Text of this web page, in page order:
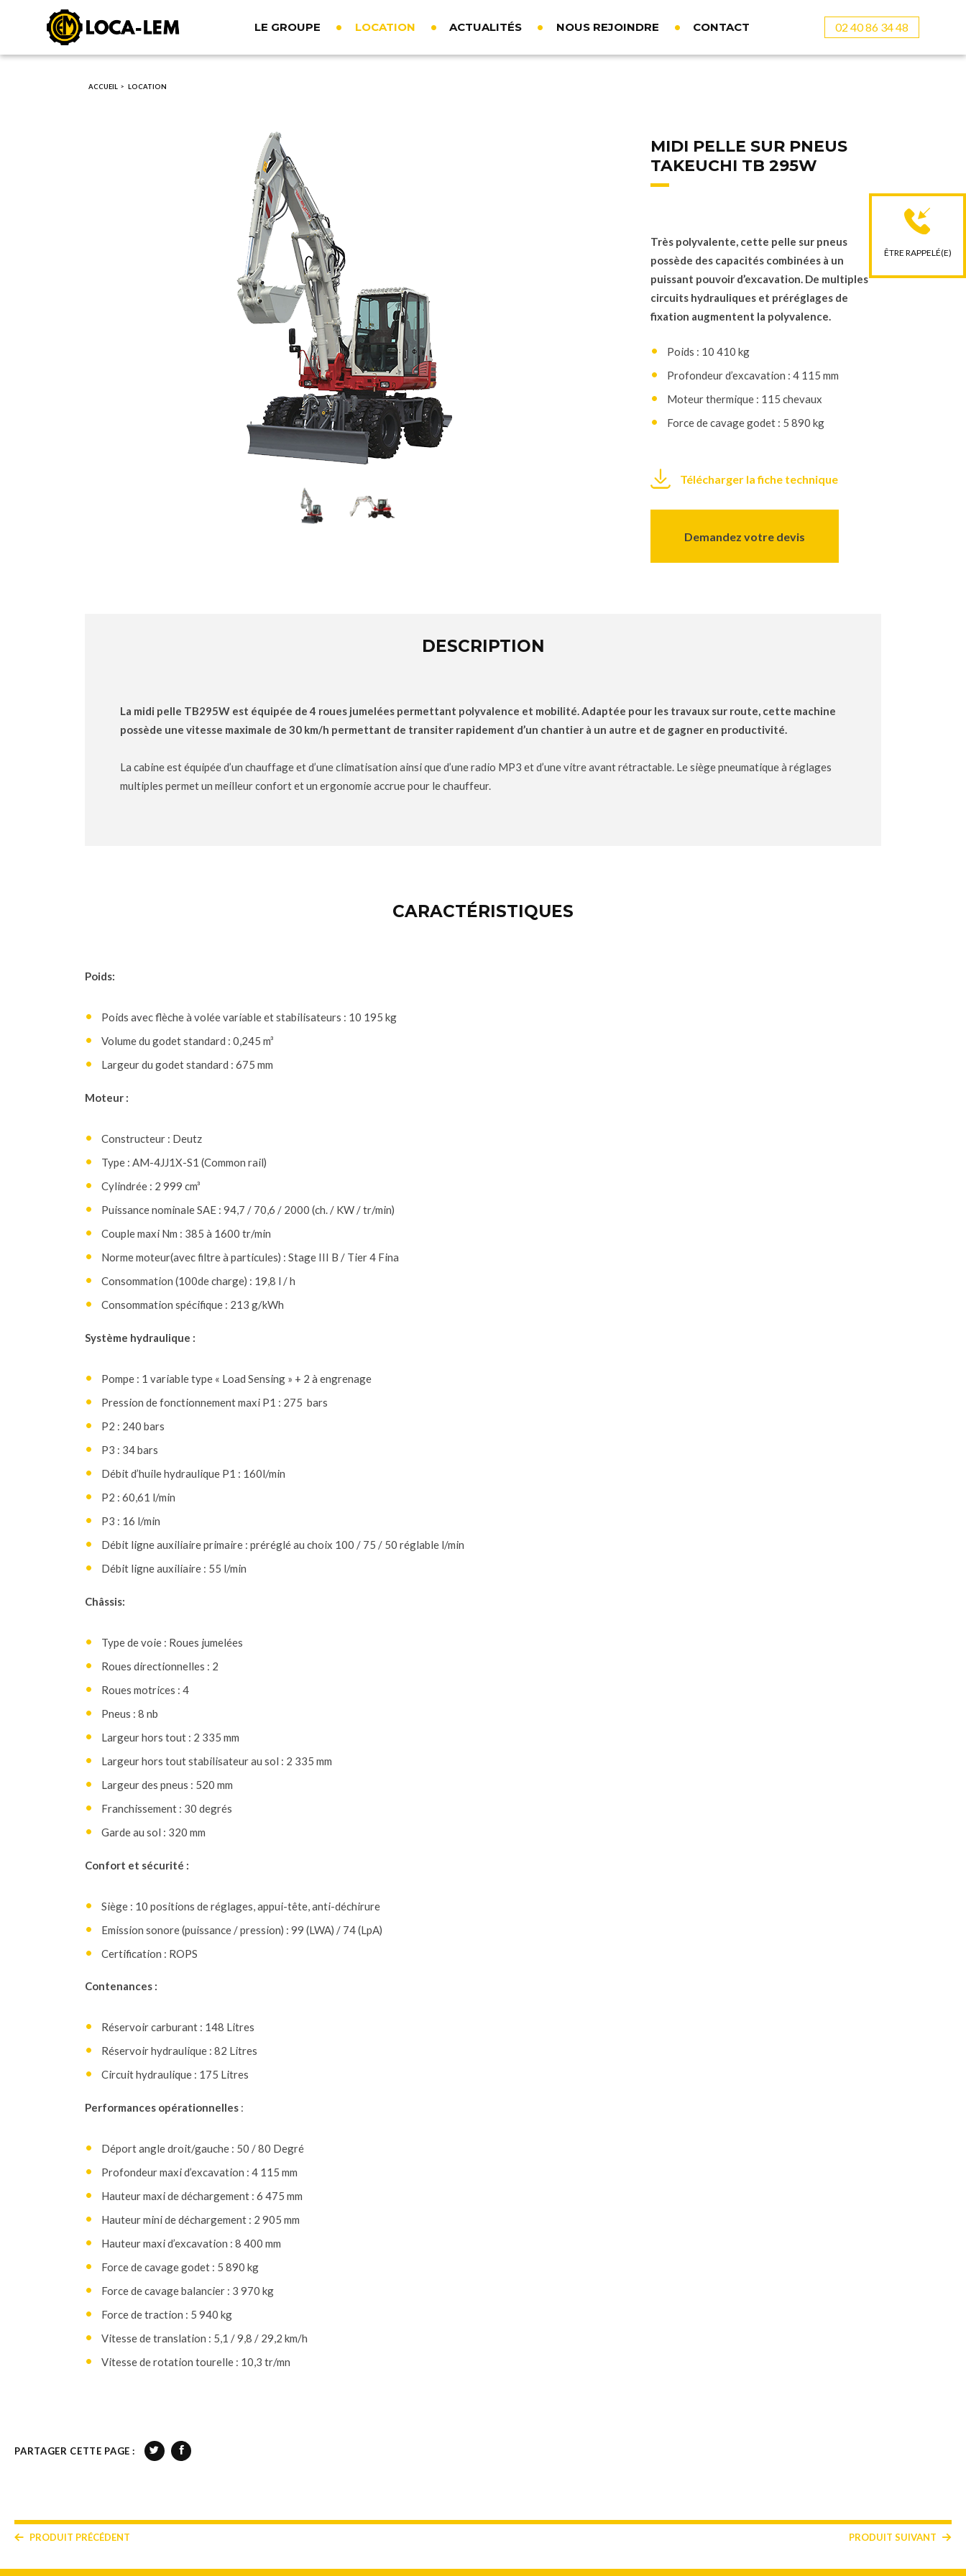
Aller
LE GROUPE LOCATION ACTUALITÉS NOUS REJOINDRE CONTACT 02 40 86 34 48
ÊTRE RAPPELÉ(E)
ACCUEIL > LOCATION
MIDI PELLE SUR PNEUS
TAKEUCHI TB 295W
Très polyvalente, cette pelle sur pneus
possède des capacités combinées à un
puissant pouvoir d’excavation. De multiples
circuits hydrauliques et préréglages de
fixation augmentent la polyvalence.
Poids : 10 410 kg
Profondeur d’excavation : 4 115 mm
Moteur thermique : 115 chevaux
Force de cavage godet : 5 890 kg
Télécharger la fiche technique
Demandez votre devis
DESCRIPTION
La midi pelle TB295W est équipée de 4 roues jumelées permettant polyvalence et mobilité. Adaptée pour les travaux sur route, cette machine
possède une vitesse maximale de 30 km/h permettant de transiter rapidement d’un chantier à un autre et de gagner en productivité.
La cabine est équipée d’un chauffage et d’une climatisation ainsi que d’une radio MP3 et d’une vitre avant rétractable. Le siège pneumatique à réglages
multiples permet un meilleur confort et un ergonomie accrue pour le chauffeur.
CARACTÉRISTIQUES
Poids:
Poids avec flèche à volée variable et stabilisateurs : 10 195 kg
Volume du godet standard : 0,245 m³
Largeur du godet standard : 675 mm
Moteur :
Constructeur : Deutz
Type : AM-4JJ1X-S1 (Common rail)
Cylindrée : 2 999 cm³
Puissance nominale SAE : 94,7 / 70,6 / 2000 (ch. / KW / tr/min)
Couple maxi Nm : 385 à 1600 tr/min
Norme moteur(avec filtre à particules) : Stage III B / Tier 4 Fina
Consommation (100de charge) : 19,8 l / h
Consommation spécifique : 213 g/kWh
Système hydraulique :
Pompe : 1 variable type « Load Sensing » + 2 à engrenage
Pression de fonctionnement maxi P1 : 275 bars
P2 : 240 bars
P3 : 34 bars
Débit d’huile hydraulique P1 : 160l/min
P2 : 60,61 l/min
P3 : 16 l/min
Débit ligne auxiliaire primaire : préréglé au choix 100 / 75 / 50 réglable l/min
Débit ligne auxiliaire : 55 l/min
Châssis:
Type de voie : Roues jumelées
Roues directionnelles : 2
Roues motrices : 4
Pneus : 8 nb
Largeur hors tout : 2 335 mm
Largeur hors tout stabilisateur au sol : 2 335 mm
Largeur des pneus : 520 mm
Franchissement : 30 degrés
Garde au sol : 320 mm
Confort et sécurité :
Siège : 10 positions de réglages, appui-tête, anti-déchirure
Emission sonore (puissance / pression) : 99 (LWA) / 74 (LpA)
Certification : ROPS
Contenances :
Réservoir carburant : 148 Litres
Réservoir hydraulique : 82 Litres
Circuit hydraulique : 175 Litres
Performances opérationnelles :
Déport angle droit/gauche : 50 / 80 Degré
Profondeur maxi d’excavation : 4 115 mm
Hauteur maxi de déchargement : 6 475 mm
Hauteur mini de déchargement : 2 905 mm
Hauteur maxi d’excavation : 8 400 mm
Force de cavage godet : 5 890 kg
Force de cavage balancier : 3 970 kg
Force de traction : 5 940 kg
Vitesse de translation : 5,1 / 9,8 / 29,2 km/h
Vitesse de rotation tourelle : 10,3 tr/mn
PARTAGER CETTE PAGE :
PRODUIT PRÉCÉDENT PRODUIT SUIVANT